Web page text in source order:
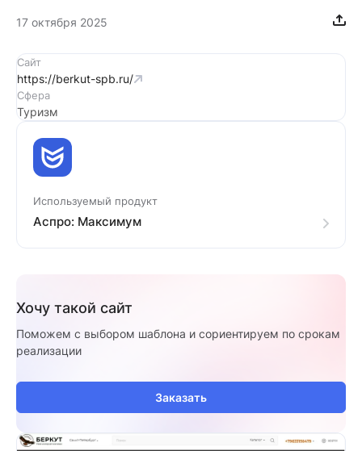
17 октября 2025
Сайт
https://berkut-spb.ru/
Сфера
Туризм
Используемый продукт
Аспро: Максимум
Хочу такой сайт
Поможем с выбором шаблона и сориентируем по срокам
реализации
Заказать